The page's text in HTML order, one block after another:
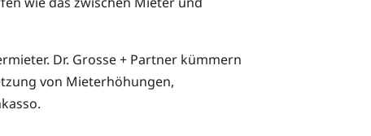
Dr. Grosse + Partner kümmern
von Mieterhöhungen,